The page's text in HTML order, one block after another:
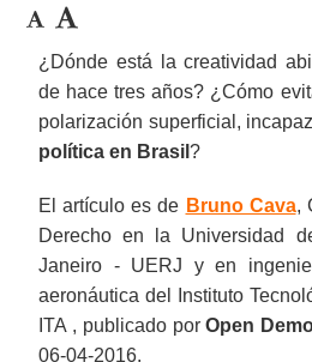
¿Dónde está la creatividad
de hace tres años? ¿Cómo
polarización superficial,
política en Brasil?
El artículo es de Bruno Cava,
Derecho en la Universidad
Janeiro - UERJ y en
aeronáutica del Instituto
ITA , publicado porOpen
06-04-2016.